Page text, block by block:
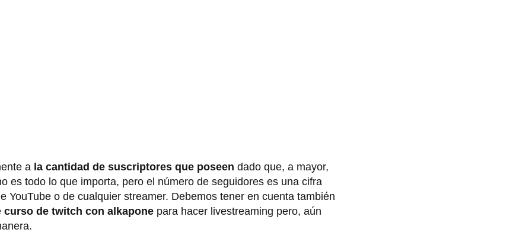
a la cantidad de suscriptores que poseen dado que, a mayor,
es todo lo que importa, pero el número de seguidores es una cifra
YouTube o de cualquier streamer. Debemos tener en cuenta también
curso de twitch con alkapone para hacer livestreaming pero, aún